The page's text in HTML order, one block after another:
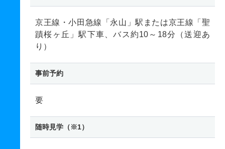
京王線・小田急線「永山」駅または京王線「聖
蹟桜ヶ丘」駅下車、バス約10～18分（送迎あ
り）
事前予約
要
随時見学（※1）